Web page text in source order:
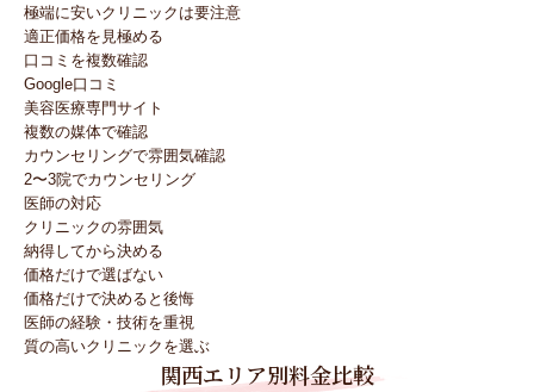
極端に安いクリニックは要注意
適正価格を見極める
口コミを複数確認
Google口コミ
美容医療専門サイト
複数の媒体で確認
カウンセリングで雰囲気確認
2〜3院でカウンセリング
医師の対応
クリニックの雰囲気
納得してから決める
価格だけで選ばない
価格だけで決めると後悔
医師の経験・技術を重視
質の高いクリニックを選ぶ
関西エリア別料金比較